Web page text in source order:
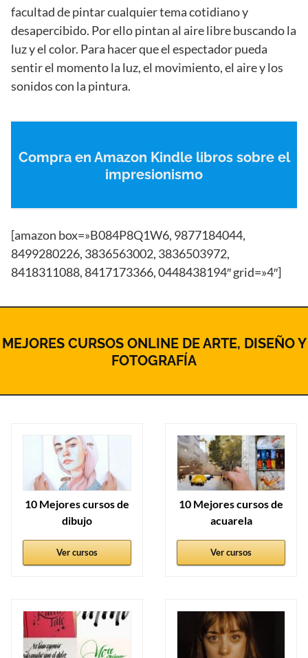
facultad de pintar cualquier tema cotidiano y
desapercibido. Por ello pintan al aire libre buscando la
luz y el color. Para hacer que el espectador pueda
sentir el momento la luz, el movimiento, el aire y los
sonidos con la pintura.
Compra en Amazon Kindle libros sobre el
impresionismo
[amazon box=»B084P8Q1W6, 9877184044,
8499280226, 3836563002, 3836503972,
8418311088, 8417173366, 0448438194″ grid=»4″]
MEJORES CURSOS ONLINE DE ARTE, DISEÑO Y
FOTOGRAFÍA
10 Mejores cursos de
dibujo
Ver cursos
10 Mejores cursos de
acuarela
Ver cursos